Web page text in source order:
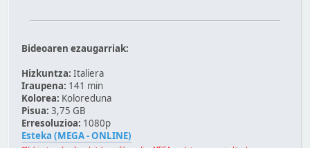
Bideoaren ezaugarriak:
Hizkuntza: Italiera
Iraupena: 141 min
Kolorea: Koloreduna
Pisua: 3,75 GB
Erresoluzioa: 1080p
Esteka (MEGA - ONLINE)